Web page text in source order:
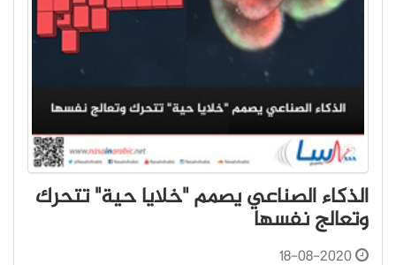
الذكاء الصناعي يصمم "خلايا حية" تتحرك
وتعالج نفسها
18-08-2020